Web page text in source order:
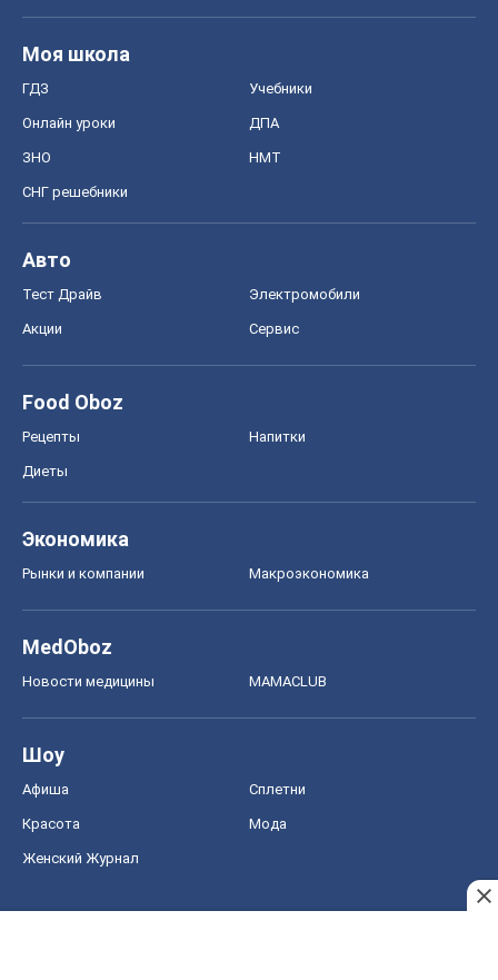
Моя школа
ГДЗ Учебники
Онлайн уроки ДПА
ЗНО НМТ
СНГ решебники
Авто
Тест Драйв Электромобили
Акции Сервис
Food Oboz
Рецепты Напитки
Диеты
Экономика
Рынки и компании Mакроэкономика
MedOboz
Новости медицины MAMACLUB
Шоу
Афиша Сплетни
Красота Мода
Женский Журнал